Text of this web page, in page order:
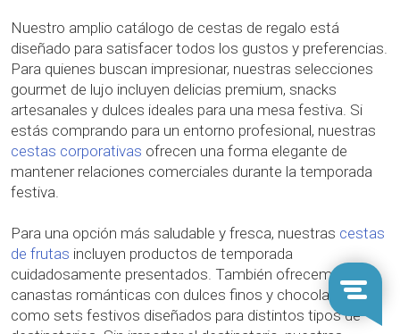
Nuestro amplio catálogo de cestas de regalo está
diseñado para satisfacer todos los gustos y preferencias.
Para quienes buscan impresionar, nuestras selecciones
gourmet de lujo incluyen delicias premium, snacks
artesanales y dulces ideales para una mesa festiva. Si
estás comprando para un entorno profesional, nuestras
cestas corporativas ofrecen una forma elegante de
mantener relaciones comerciales durante la temporada
festiva.
Para una opción más saludable y fresca, nuestras cestas
de frutas incluyen productos de temporada
cuidadosamente presentados. También ofrecemos
canastas románticas con dulces finos y chocolates, así
como sets festivos diseñados para distintos tipos de